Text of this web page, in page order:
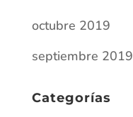
octubre 2019
septiembre 2019
Categorías